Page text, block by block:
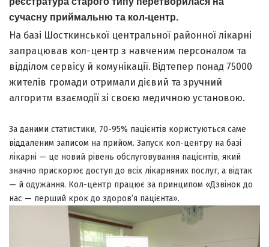
сучасну приймальню та кол-центр.
На базі Шосткинської центральної районної лікарні
запрацював кол-центр з навченим персоналом та
відділом сервісу й комунікації. Відтепер понад 75000
жителів громади отримали дієвий та зручний
алгоритм взаємодії зі своєю медичною установою.
За даними статистики, 70-95% пацієнтів користуються саме
віддаленим записом на прийом. Запуск кол-центру на базі
лікарні — це новий рівень обслуговування пацієнтів, який
значно прискорює доступ до всіх лікарняних послуг, а відтак
— й одужання. Кол-центр працює за принципом «Дзвінок до
нас — перший крок до здоров’я пацієнта».